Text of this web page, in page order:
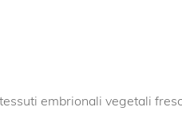
embrionali vegetali